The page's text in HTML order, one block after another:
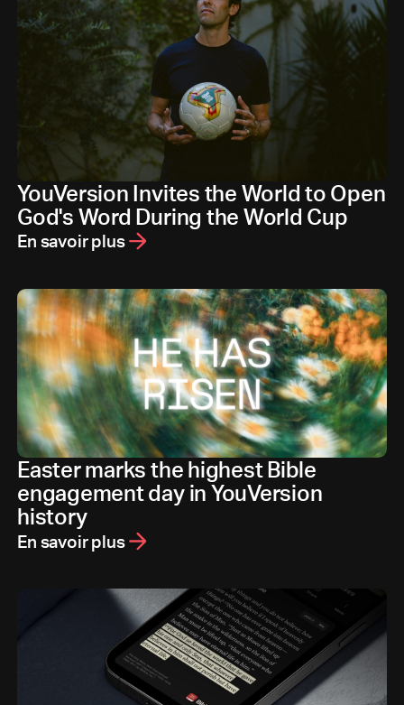
YouVersion Invites the World to Open
God's Word During the World Cup
En savoir plus
Easter marks the highest Bible
engagement day in YouVersion
history
En savoir plus